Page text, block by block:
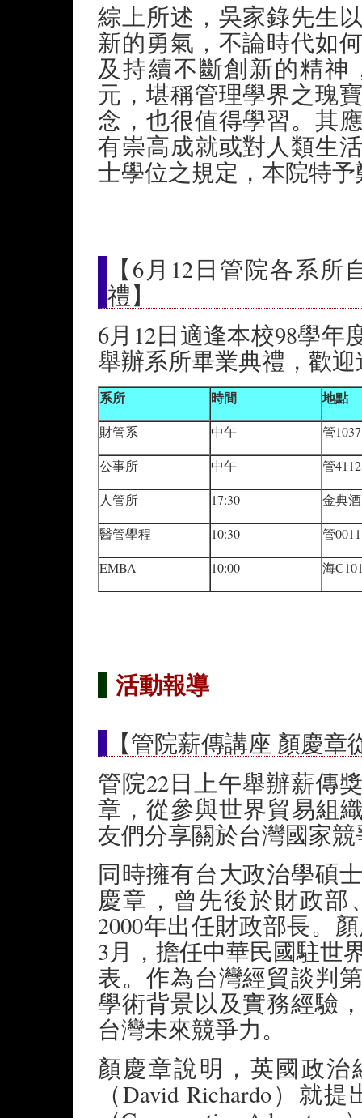
綜上所述，吳家錄先生
新的勇氣，不論時代如
及持續不斷創新的精
元，堪稱管理學界之瑰
念，也很值得學習。其
有崇高成就或對人類生
士學位之規定，本院特
【6月12日管院各系
禮】
6月12日適逢本校98學年
舉辦系所畢業典禮，歡
系所 時間 地點
財管系 中午
管1037
公事所
中午
管4112
人管所
17:30
金典
醫管學程
10:30
管0011
EMBA
10:00 海
活動報導
【管院薪傳講座 顏慶
管院22日上午舉辦薪傳
章，從參與世界貿易組
友們分享關於台灣國家
同時擁有台大政治學碩
慶章，曾先後於財政
2000年出任財政部長。
3月，擔任中華民國駐世
表。作為台灣經貿談判
學術背景以及實務經驗
台灣未來競爭力。
顏慶章說明，英國政治
（David Richardo）就